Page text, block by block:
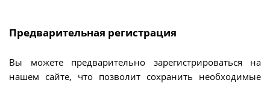
Предварительная регистрация
Вы можете предварительно зарегистрироваться на
нашем сайте, что позволит сохранить необходимые